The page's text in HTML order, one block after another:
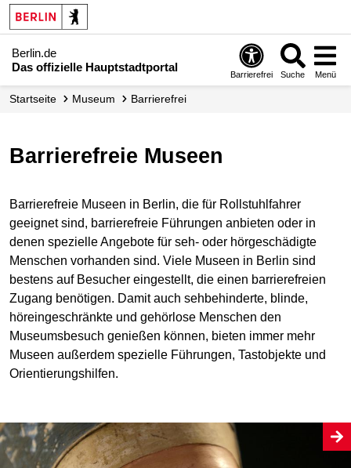
Berlin.de
Das offizielle Hauptstadtportal
Barrierefrei Suche Menü
Startseite Museum Barrierefrei
Barrierefreie Museen
Barrierefreie Museen in Berlin, die für Rollstuhlfahrer
geeignet sind, barrierefreie Führungen anbieten oder in
denen spezielle Angebote für seh- oder hörgeschädigte
Menschen vorhanden sind. Viele Museen in Berlin sind
bestens auf Besucher eingestellt, die einen barrierefreien
Zugang benötigen. Damit auch sehbehinderte, blinde,
höreingeschränkte und gehörlose Menschen den
Museumsbesuch genießen können, bieten immer mehr
Museen außerdem spezielle Führungen, Tastobjekte und
Orientierungshilfen.